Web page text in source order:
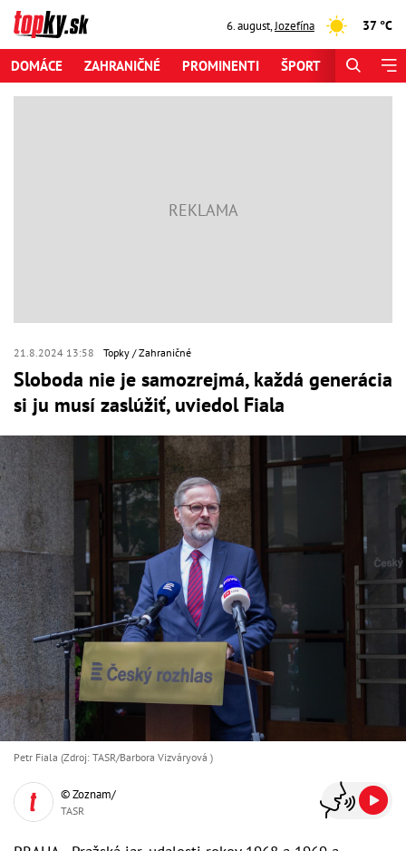
6. august,Jozefína 37 °C
DOMÁCE ZAHRANIČNÉ PROMINENTI ŠPORT
21.8.2024 13:58 Topky Zahraničné
Sloboda nie je samozrejmá, každá generácia
si ju musí zaslúžiť, uviedol Fiala
Petr Fiala (Zdroj: TASR/Barbora Vizváryová )
© Zoznam/
TASR